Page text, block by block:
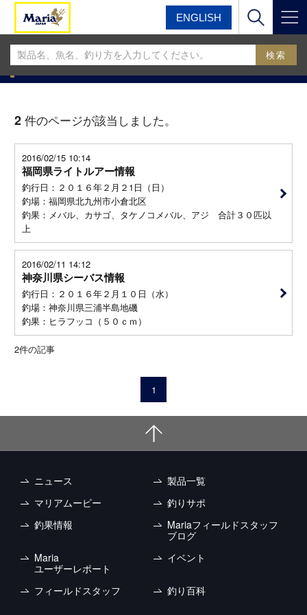
ENGLISH
マリア マリア釣果情報BLOG
マリア釣果情報BLOG
2 件のページが該当しました。
2016/02/15 10:14
福岡県ライトルアー情報
釣行日：２０１６年２月２1日（日）
釣場：福岡県北九州市小倉北区
釣果：メバル、カサゴ、タケノコメバル、アジ 合計３０匹以
上
2016/02/11 14:12
神奈川県シーバス情報
釣行日：２０１６年２月１０日（水）
釣場：神奈川県三浦半島地磯
釣果：ヒラフッコ（５０ｃｍ）
2件の記事
1
ニュース
製品一覧
マリアムービー
釣りサポ
釣果情報
Mariaフィールドスタッフ
ブログ
Maria
ユーザーレポート
イベント
フィールドスタッフ 釣り百科